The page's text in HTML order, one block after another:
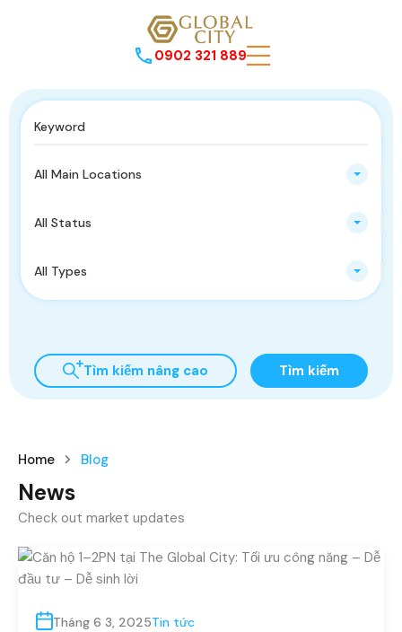
0902 321 889
All Main Locations
All Status
All Types
Tìm kiếm nâng cao Tìm kiếm
Home Blog
News
Check out market updates
Tháng 6 3, 2025Tin tức